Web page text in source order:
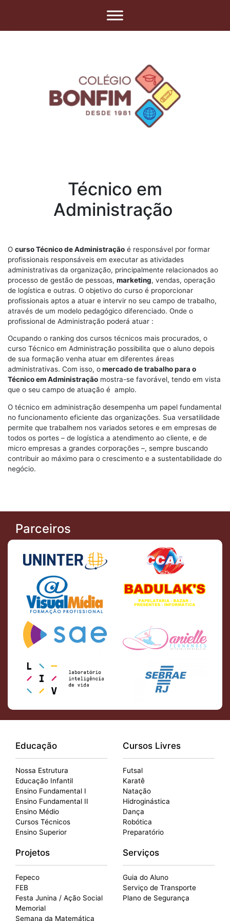
Técnico em
Administração
O curso Técnico de Administração é responsável por formar
profissionais responsáveis em executar as atividades
administrativas da organização, principalmente relacionados ao
processo de gestão de pessoas, marketing, vendas, operação
de logística e outras. O objetivo do curso é proporcionar
profissionais aptos a atuar e intervir no seu campo de trabalho,
através de um modelo pedagógico diferenciado. Onde o
profissional de Administração poderá atuar :
Ocupando o ranking dos cursos técnicos mais procurados, o
curso Técnico em Administração possibilita que o aluno depois
de sua formação venha atuar em diferentes áreas
administrativas. Com isso, omercado de trabalho para o
Técnico em Administração mostra-se favorável, tendo em vista
que o seu campo de atuação é amplo.
O técnico em administração desempenha um papel fundamental
no funcionamento eficiente das organizações. Sua versatilidade
permite que trabalhem nos variados setores e em empresas de
todos os portes – de logística a atendimento ao cliente, e de
micro empresas a grandes corporações –, sempre buscando
contribuir ao máximo para o crescimento e a sustentabilidade do
negócio.
Parceiros
Educação
Nossa Estrutura
Educação Infantil
Ensino Fundamental I
Ensino Fundamental II
Ensino Médio
Cursos Técnicos
Ensino Superior
Cursos Livres
Futsal
Karatê
Natação
Hidroginástica
Dança
Robótica
Preparatório
Projetos
Fepeco
FEB
Festa Junina / Ação Social
Memorial
Semana da Matemática
Serviços
Guia do Aluno
Serviço de Transporte
Plano de Segurança